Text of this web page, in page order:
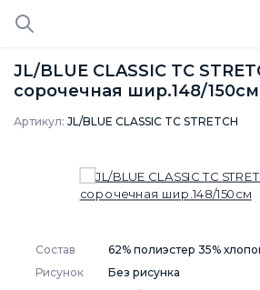
JL/BLUE CLASSIC TC
сорочечная шир.148/150см
Артикул: JL/BLUE CLASSIC TC STRETCH
Состав
62% полиэстер 35%
Рисунок
Без рисунка